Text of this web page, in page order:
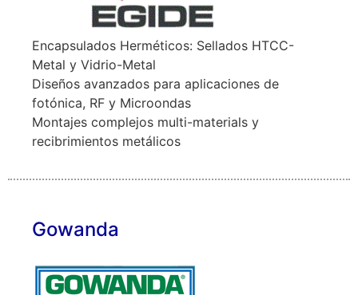
Encapsulados Herméticos: Sellados HTCC-
Metal y Vidrio-Metal
Diseños avanzados para aplicaciones de
fotónica, RF y Microondas
Montajes complejos multi-materials y
recibrimientos metálicos
Gowanda